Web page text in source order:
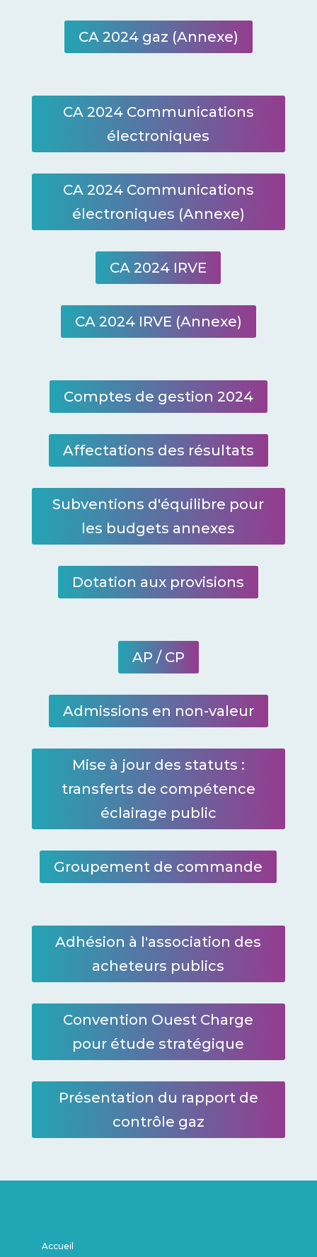
CA 2024 gaz (Annexe)
CA 2024 Communications
électroniques
CA 2024 Communications
électroniques (Annexe)
CA 2024 IRVE
CA 2024 IRVE (Annexe)
Comptes de gestion 2024
Affectations des résultats
Subventions d'équilibre pour
les budgets annexes
Dotation aux provisions
AP / CP
Admissions en non-valeur
Mise à jour des statuts :
transferts de compétence
éclairage public
Groupement de commande
Adhésion à l'association des
acheteurs publics
Convention Ouest Charge
pour étude stratégique
Présentation du rapport de
contrôle gaz
Accueil